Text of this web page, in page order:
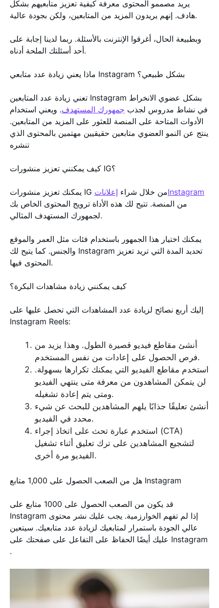
يريد مصممو المحتوى معرفة كيفية تعزيز متابعيهم بشكل
هادف. إنهم يريدون المزيد من المتابعين، ولكن بجودة عالية.
وبطبيعة الحال، أغرقوا الإنترنت بالأسئلة. ربما لدينا إجابة على
أحد أسئلتك الملحة أدناه.
ماذا يعني زيادة عدد متابعي Instagram بشكل طبيعي؟
تعني زيادة عدد المتابعين Instagram بشكل عضوي الانخراط
في نشاط مدروس لجذب جمهورك المستهدف. ويعني استخدام
الأدوات المتاحة على المنصة للعثور على المزيد من المتابعين.
ينتج عن النمو العضوي متابعين حقيقيين مهتمين بالمحتوى الذي
تنشره
كيف يمكنني تعزيز منشورات IG؟
يمكنك تعزيز منشورات IG من خلال شراءإعلاناتInstagram
من المنصة. تتيح لك هذه الأداة ترويج المحتوى الخاص بك
لجمهورك المستهدف المثالي.
يمكنك اختيار هذا الجمهور باستخدام فئات مثل العمر والموقع
والجنس. كما يتيح لك Instagram تحديد المدة التي تريد تعزيز
المحتوى فيها.
كيف يمكنني زيادة مشاهدات البكرة؟
إليك أربع نصائح لزيادة عدد المشاهدات التي تحصل عليها على
Instagram Reels:
أنشئ مقاطع فيديو قصيرة الطول. وهذا يزيد من
فرص الحصول على إعادات من نفس المستخدم.
استخدم مقاطع الفيديو التي يمكنك تكرارها بسهولة.
لن يتمكن المشاهدون من معرفة متى ينتهي الفيديو
ومتى يتم إعادة تشغيله.
أنشئ تعليقًا جذابًا يلهم المشاهدين للبحث عن شيء
محدد في الفيديو.
استخدم عبارة تحث على اتخاذ إجراء (CTA)
لتشجيع المشاهدين على ترك تعليق أثناء تشغيل
الفيديو مرة أخرى.
هل من الصعب الحصول على 1,000 متابع Instagram
قد يكون من الصعب الحصول على 1000 متابع على
Instagram إذا لم تفهم الخوارزمية. يجب عليك نشر محتوى
عالي الجودة باستمرار لمتابعيك لزيادة عدد متابعيك. سيتعين
عليك أيضًا الحفاظ على التفاعل على صفحتك على Instagram
.